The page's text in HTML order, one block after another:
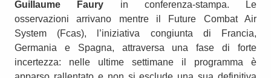
Guillaume Faury in conferenza-stampa. Le
osservazioni arrivano mentre il Future Combat Air
System (Fcas), l’iniziativa congiunta di Francia,
Germania e Spagna, attraversa una fase di forte
incertezza: nelle ultime settimane il programma è